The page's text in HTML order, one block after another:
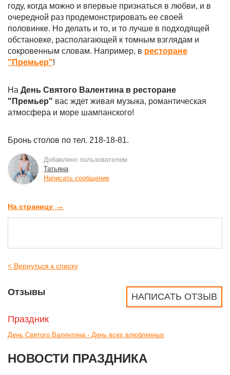
году, когда можно и впервые признаться в любви, и в
очередной раз продемонстрировать ее своей
половинке. Но делать и то, и то лучше в подходящей
обстановке, располагающей к томным взглядам и
сокровенным словам. Например, в ресторане
"Премьер"!
На День Святого Валентина в ресторане
"Премьер" вас ждет живая музыка, романтическая
атмосфера и море шампанского!
Бронь столов по тел. 218-18-81.
Добавлено пользователем:
Татьяна
Написать сообщение
На страницу →
< Вернуться к списку
НАПИСАТЬ ОТЗЫВ
Отзывы
Праздник
День Святого Валентина - День всех влюбленных
НОВОСТИ ПРАЗДНИКА